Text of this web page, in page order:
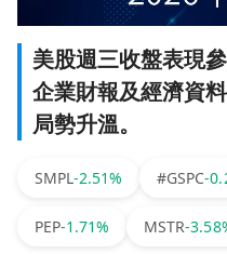
美股週三收盤表現
企業財報及經濟資
局勢升溫。
SMPL-2.51% #GSPC-
PEP-1.71% MSTR-